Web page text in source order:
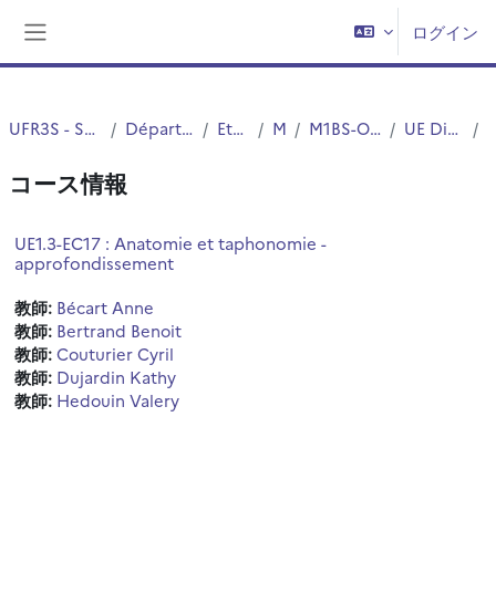
ログイン
UFR3S - Sciences de Santé et du Sport Département UFR3S - Médecine Etudes Medicales MASTERS M1BS-Option Santé-Simple cursus UE Disciplinaires thématique
コース情報
UE1.3-EC17 : Anatomie et taphonomie -
approfondissement
教師: Bécart Anne
教師: Bertrand Benoit
教師:Couturier Cyril
教師: Dujardin Kathy
教師: Hedouin Valery